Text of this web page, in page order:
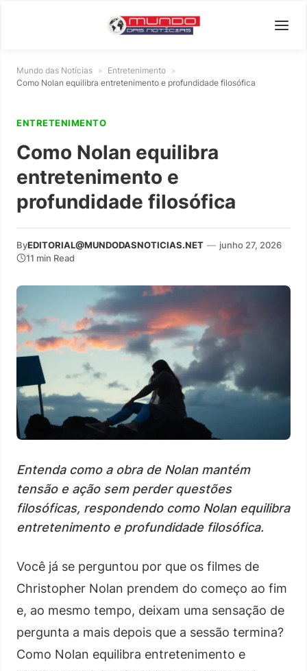
Mundo das Notícias » Entretenimento »
Como Nolan equilibra entretenimento e profundidade filosófica
ENTRETENIMENTO
Como Nolan equilibra
entretenimento e
profundidade filosófica
ByEDITORIAL@MUNDODASNOTICIAS.NET — junho 27, 2026
11 min Read
Entenda como a obra de Nolan mantém
tensão e ação sem perder questões
filosóficas, respondendo como Nolan equilibra
entretenimento e profundidade filosófica.
Você já se perguntou por que os filmes de
Christopher Nolan prendem do começo ao fim
e, ao mesmo tempo, deixam uma sensação de
pergunta a mais depois que a sessão termina?
Como Nolan equilibra entretenimento e